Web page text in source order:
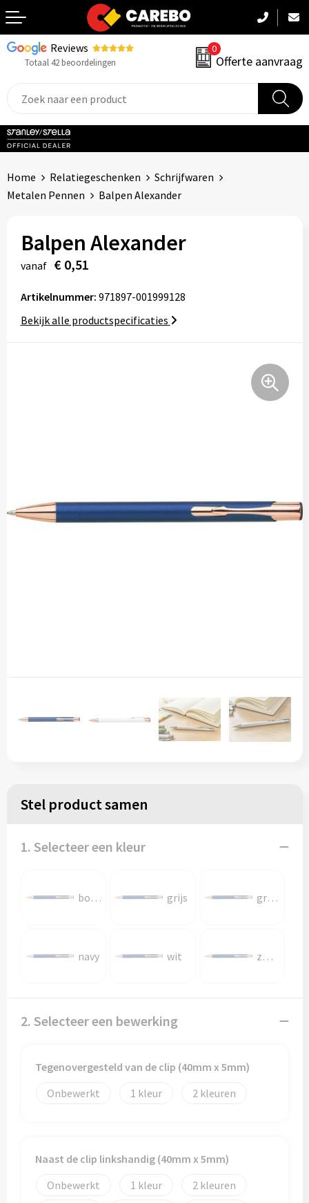
Reviews
Totaal 42 beoordelingen
0
Offerte aanvraag
Terug
Sportkleding
Handdoeken & Dekens
Tassen
Home Relatiegeschenken
Schrijfwaren
Metalen Pennen
Balpen Alexander
Balpen Alexander
vanaf € 0,51
Artikelnummer: 971897-001999128
Bekijk alle productspecificaties
Stel product samen
1. Selecteer een kleur
bordeaux grijs groen
navy wit zwart
2. Selecteer een bewerking
Tegenovergesteld van de clip (40mm x 5mm)
Onbewerkt
1 2
Naast de clip linkshandig (40mm x 5mm)
Onbewerkt
1
2